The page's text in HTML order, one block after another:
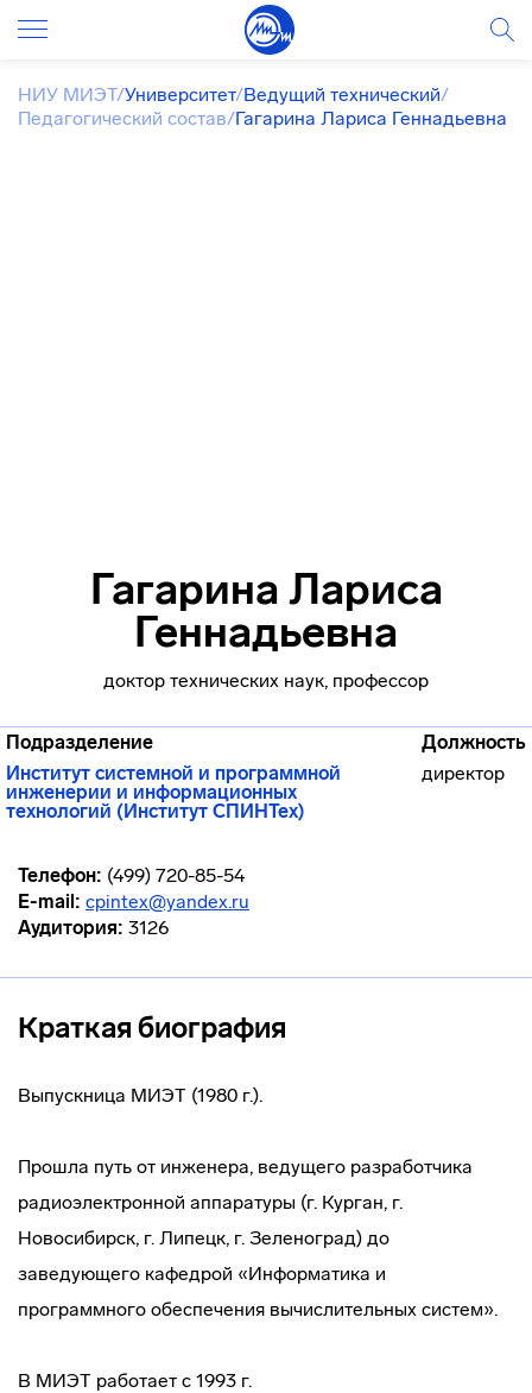
НИУ МИЭТ/Университет/Ведущий технический/
Педагогический состав/Гагарина Лариса Геннадьевна
Гагарина Лариса
Геннадьевна
доктор технических наук, профессор
Подразделение
Должность
Институт системной и программной
инженерии и информационных
технологий (Институт СПИНТех)
директор
Телефон: (499) 720-85-54
E-mail: cpintex@yandex.ru
Аудитория: 3126
Краткая биография
Выпускница МИЭТ (1980 г.).
Прошла путь от инженера, ведущего разработчика
радиоэлектронной аппаратуры (г. Курган, г.
Новосибирск, г. Липецк, г. Зеленоград) до
заведующего кафедрой «Информатика и
программного обеспечения вычислительных систем».
В МИЭТ работает с 1993 г.